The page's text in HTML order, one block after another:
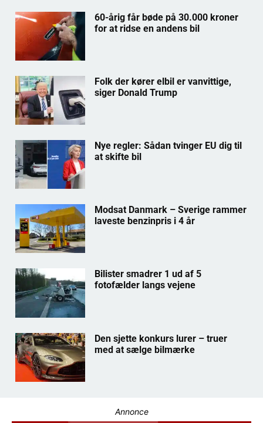
60-årig får bøde på 30.000 kroner
for at ridse en andens bil
Folk der kører elbil er vanvittige,
siger Donald Trump
Nye regler: Sådan tvinger EU dig til
at skifte bil
Modsat Danmark – Sverige rammer
laveste benzinpris i 4 år
Bilister smadrer 1 ud af 5
fotofælder langs vejene
Den sjette konkurs lurer – truer
med at sælge bilmærke
Annonce